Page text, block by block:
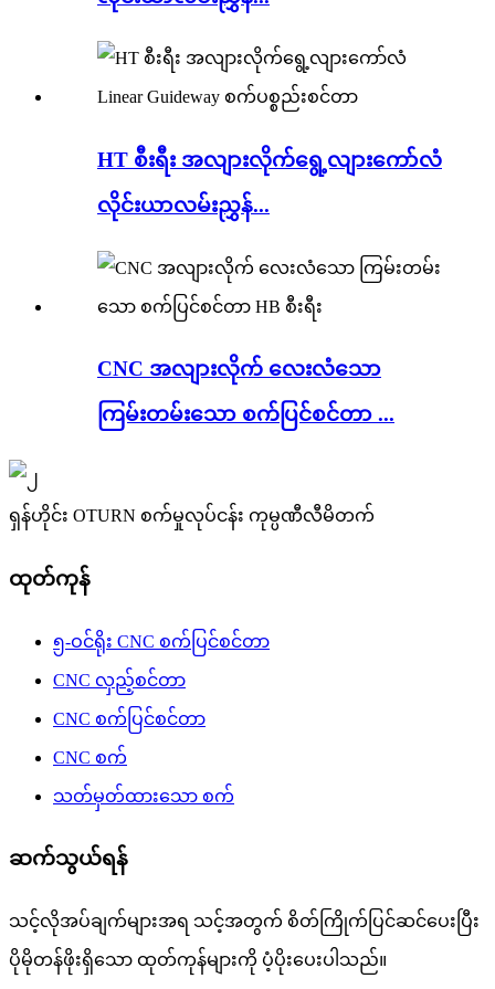
HT စီးရီး အလျားလိုက်ရွေ့လျားကော်လံ
လိုင်းယာလမ်းညွှန်...
CNC အလျားလိုက် လေးလံသော
ကြမ်းတမ်းသော စက်ပြင်စင်တာ ...
ရှန်ဟိုင်း OTURN စက်မှုလုပ်ငန်း ကုမ္ပဏီလီမိတက်
ထုတ်ကုန်
၅-ဝင်ရိုး CNC စက်ပြင်စင်တာ
CNC လှည့်စင်တာ
CNC စက်ပြင်စင်တာ
CNC စက်
သတ်မှတ်ထားသော စက်
ဆက်သွယ်ရန်
သင့်လိုအပ်ချက်များအရ သင့်အတွက် စိတ်ကြိုက်ပြင်ဆင်ပေးပြီး
ပိုမိုတန်ဖိုးရှိသော ထုတ်ကုန်များကို ပံ့ပိုးပေးပါသည်။